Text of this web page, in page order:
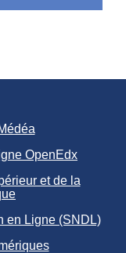
OpenEdx
et de la
en Ligne (SNDL)